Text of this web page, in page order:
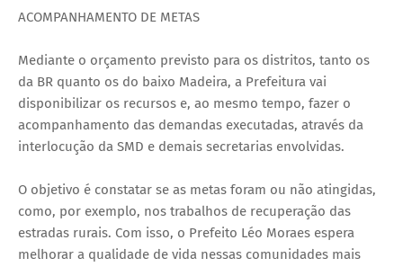
ACOMPANHAMENTO DE METAS
Mediante o orçamento previsto para os distritos, tanto os
da BR quanto os do baixo Madeira, a Prefeitura vai
disponibilizar os recursos e, ao mesmo tempo, fazer o
acompanhamento das demandas executadas, através da
interlocução da SMD e demais secretarias envolvidas.
O objetivo é constatar se as metas foram ou não atingidas,
como, por exemplo, nos trabalhos de recuperação das
estradas rurais. Com isso, o Prefeito Léo Moraes espera
melhorar a qualidade de vida nessas comunidades mais